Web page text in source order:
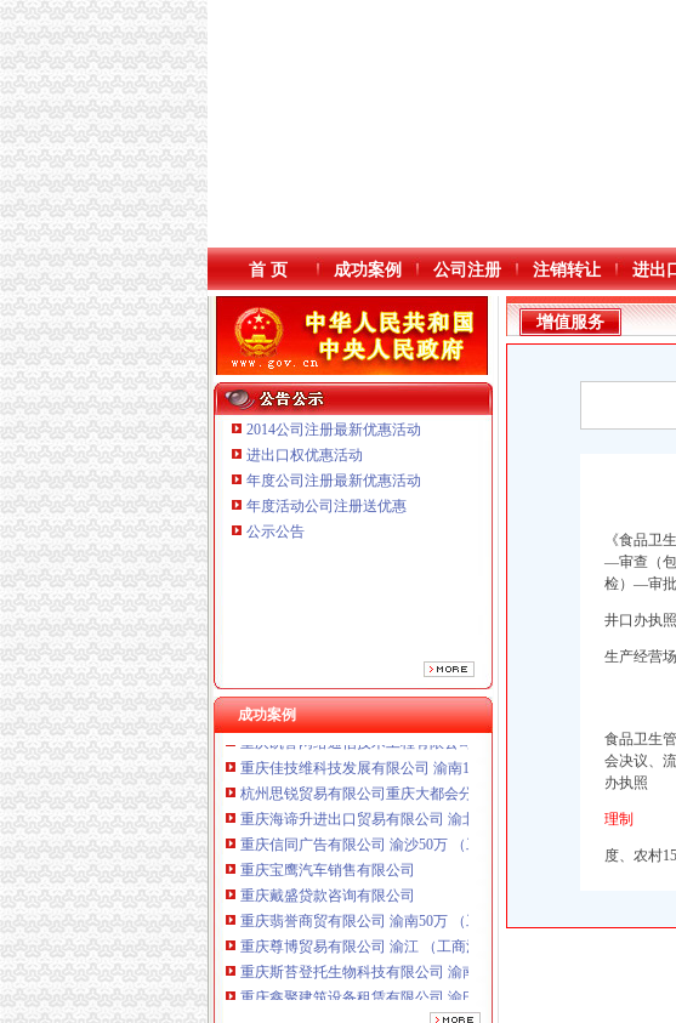
首 页 成功案例 公司注册 注销转让 进出
2014公司注册最新优惠活动
进出口权优惠活动
年度公司注册最新优惠活动
年度活动公司注册送优惠
公示公告
成功案例
重庆海谛升进出口贸易有限公司 渝北100万 （进出口权）
重庆信同广告有限公司 渝沙50万 （工商注册）
重庆斯苔登托生物科技有限公司 渝南10万 （工商注册）
重庆鑫聚建筑设备租赁有限公司 渝巴3万 （工商注册）
重庆凯誉网络通信技术工程有限公司渝中分公司 （工商注册）
重庆佳技维科技发展有限公司 渝南100万 （进出口权）
杭州思锐贸易有限公司重庆大都会分公司 渝中 工商注册
重庆海谛升进出口贸易有限公司 渝北100万 （进出口权）
重庆信同广告有限公司 渝沙50万 （工商注册）
重庆宝鹰汽车销售有限公司
重庆戴盛贷款咨询有限公司
重庆翡誉商贸有限公司 渝南50万 （工商注册）
重庆尊博贸易有限公司 渝江 （工商注册）
重庆斯苔登托生物科技有限公司 渝南10万 （工商注册）
重庆鑫聚建筑设备租赁有限公司 渝巴3万 （工商注册）
重庆凯誉网络通信技术工程有限公司渝中分公司 （工商注册）
增值服务
《食品卫
—审查（包
检）—审批
井口办执
生产经营场
食品卫生
会决议、
办执照
理制
度、农村